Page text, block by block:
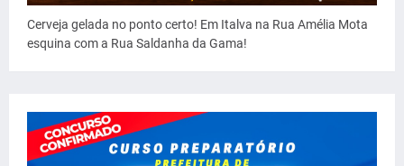
Cerveja gelada no ponto certo! Em Italva na Rua Amélia Mota
esquina com a Rua Saldanha da Gama!